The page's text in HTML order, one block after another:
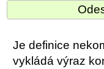
Je definice
vykládá výraz